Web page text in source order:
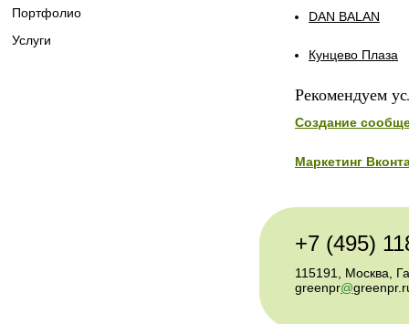
Портфолио
Услуги
DAN BALAN
Кунцево Плаза
Рекомендуем
Создание
Маркетинг
+7 (495)
115191, Москва,
greenpr@